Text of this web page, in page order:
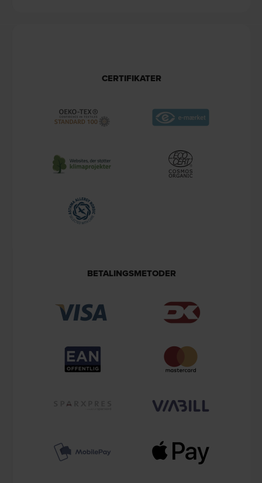
CERTIFIKATER
BETALINGSMETODER